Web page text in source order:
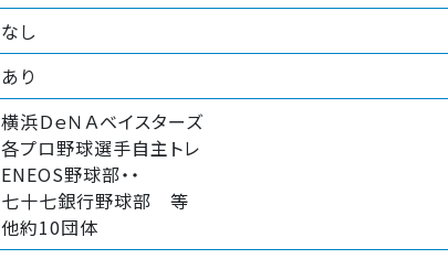
なし
あり
横浜ＤｅＮＡベイスターズ
各プロ野球選手自主トレ
ENEOS野球部・・
七十七銀行野球部 等
他約10団体